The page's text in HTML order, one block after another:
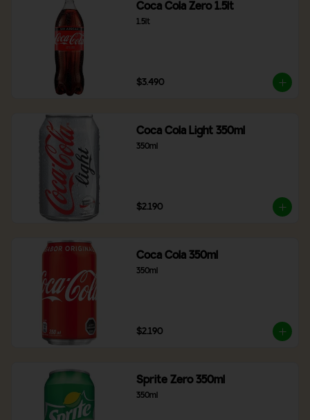
Coca Cola Zero 1.5lt
1.5lt
$3.490
Coca Cola Light 350ml
350ml
$2.190
Coca Cola 350ml
350ml
$2.190
Sprite Zero 350ml
350ml